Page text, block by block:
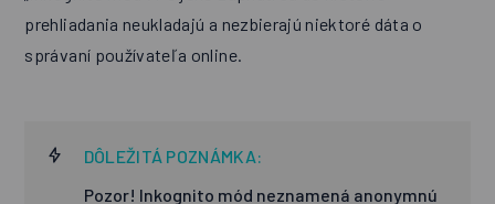
prehliadania neukladajú a nezbierajú niektoré dáta o
správaní používateľa online.
DÔLEŽITÁ POZNÁMKA:
Pozor! Inkognito mód neznamená anonymnú